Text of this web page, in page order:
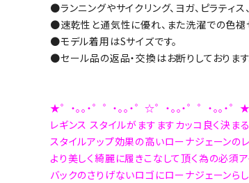
●ランニングやサイクリング、ヨガ、ピラティ
●速乾性と通気性に優れ、また洗濯での色褪
●モデル着用はSサイズです。
●セール品の返品・交換はお断りしております
★゜・。。・゜゜・。。・゜☆゜・。。・゜゜・。。・゜★
レギンス スタイルがますますカッコ良く決ま
スタイルアップ効果の高いローナジェーンの
より美しく綺麗に履きこなして頂く為の必須ア
バックのさりげないロゴにローナジェーンら